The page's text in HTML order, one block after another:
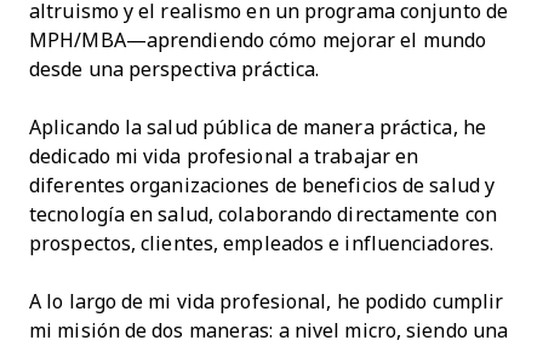
altruismo y el realismo en un programa conjunto de
MPH/MBA—aprendiendo cómo mejorar el mundo
desde una perspectiva práctica.
Aplicando la salud pública de manera práctica, he
dedicado mi vida profesional a trabajar en
diferentes organizaciones de beneficios de salud y
tecnología en salud, colaborando directamente con
prospectos, clientes, empleados e influenciadores.
A lo largo de mi vida profesional, he podido cumplir
mi misión de dos maneras: a nivel micro, siendo una